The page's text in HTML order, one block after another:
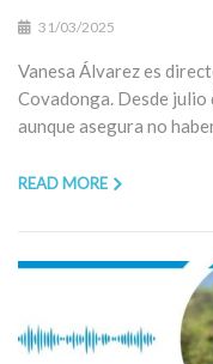
31/03/2025
Vanesa Álvarez es
Covadonga. Desde
aunque asegura no
READ MORE